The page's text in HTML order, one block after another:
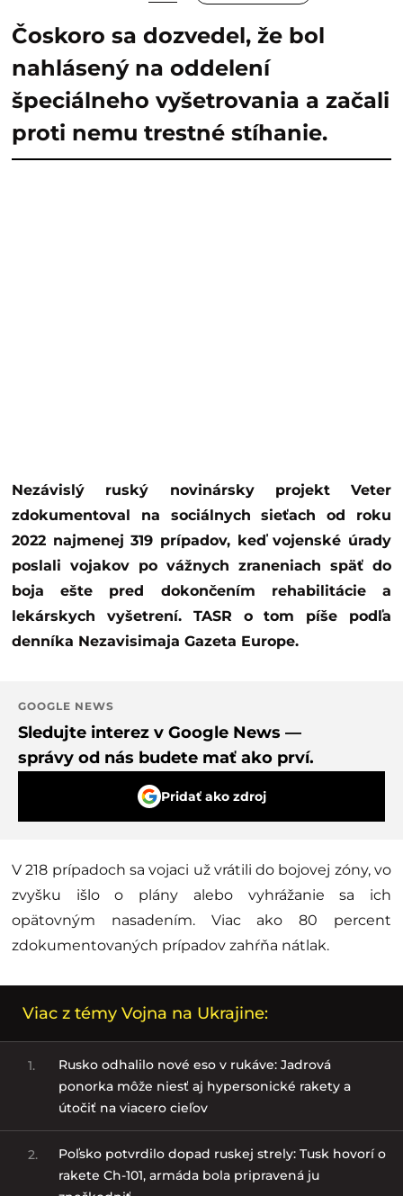
Čoskoro sa dozvedel, že bol
nahlásený na oddelení
špeciálneho vyšetrovania a začali
proti nemu trestné stíhanie.
Nezávislý ruský novinársky projekt Veter
zdokumentoval na sociálnych sieťach od roku
2022 najmenej 319 prípadov, keď vojenské úrady
poslali vojakov po vážnych zraneniach späť do
boja ešte pred dokončením rehabilitácie a
lekárskych vyšetrení. TASR o tom píše podľa
denníka Nezavisimaja Gazeta Europe.
GOOGLE NEWS
Sledujte interez v Google News —
správy od nás budete mať ako prví.
Pridať ako zdroj
V 218 prípadoch sa vojaci už vrátili do bojovej zóny, vo
zvyšku išlo o plány alebo vyhrážanie sa ich
opätovným nasadením. Viac ako 80 percent
zdokumentovaných prípadov zahŕňa nátlak.
Viac z témy Vojna na Ukrajine:
1.
Rusko odhalilo nové eso v rukáve: Jadrová
ponorka môže niesť aj hypersonické rakety a
útočiť na viacero cieľov
2.
Poľsko potvrdilo dopad ruskej strely: Tusk hovorí o
rakete Ch-101, armáda bola pripravená ju